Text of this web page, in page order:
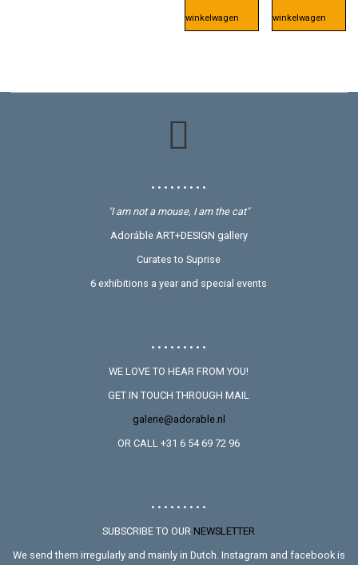
winkelwagen winkelwagen
• • • • • • • • •
"I am not a mouse, I am the cat"
Adoráble ART+DESIGN gallery
Curates to Suprise
6 exhibitions a year and special events
• • • • • • • • •
WE LOVE TO HEAR FROM YOU!
GET IN TOUCH THROUGH MAIL
galerie@adorable.nl
OR CALL +31 6 54 69 72 96
• • • • • • • • •
SUBSCRIBE TO OURNEWSLETTER
We send them irregularly and mainly in Dutch. Instagram and facebook is